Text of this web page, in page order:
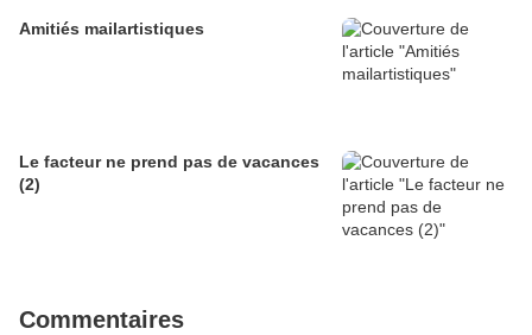
Amitiés mailartistiques
Le facteur ne prend pas de vacances
(2)
Commentaires